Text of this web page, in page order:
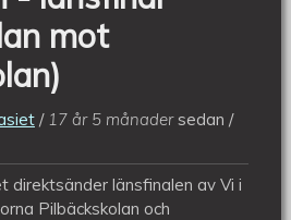
mot
17 år 5 månadersedan
direktsänder länsfinalen av Vi i
Pilbäckskolan och